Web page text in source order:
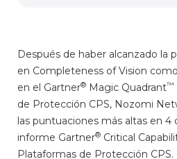
Después de haber alcanzado la
en Completeness of Vision
en el Gartner® Magic Quadrant™
de Protección CPS, Nozomi
las puntuaciones más altas en 4
informe Gartner® Critical
Plataformas de Protección CPS.